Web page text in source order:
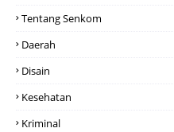
Tentang Senkom
Daerah
Disain
Kesehatan
Kriminal